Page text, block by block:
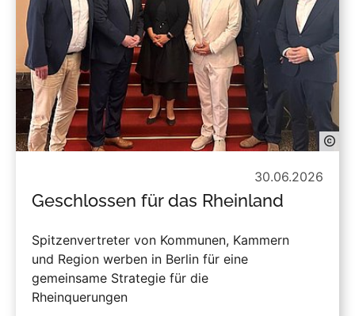
30.06.2026
Geschlossen für das Rheinland
Spitzenvertreter von Kommunen, Kammern
und Region werben in Berlin für eine
gemeinsame Strategie für die
Rheinquerungen